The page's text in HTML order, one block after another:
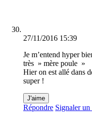
27/11/2016 15:39
Je m’entend hyper
très » mère poule »
Hier on est allé dans
super !
J'aime
Répondre Signaler un